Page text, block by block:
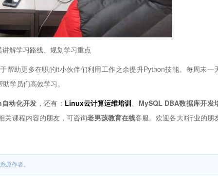
解学习路线、规划学习重点
助更多在职的it小伙伴们利用工作之余提升Python技能。每周末一
学员们高效学习。
动化开发 ，还有： Linux云计算运维培训
MySQL DBA数据库开发
关课程内容的朋友，可咨询老男孩教育在线客服。欢迎各大it行业的朋
原作者。